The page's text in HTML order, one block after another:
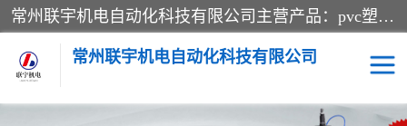
常州联宇机电自动化科技有限公司主营产品：pvc塑料焊机、高频热合机、软膜天花压边机、服装布料凹凸压花机、布料3d压印设备、服装植胶设备、超声波布料花边机、无纺布热合机、全自动压花机。
常州联宇机电自动化科技有限公司